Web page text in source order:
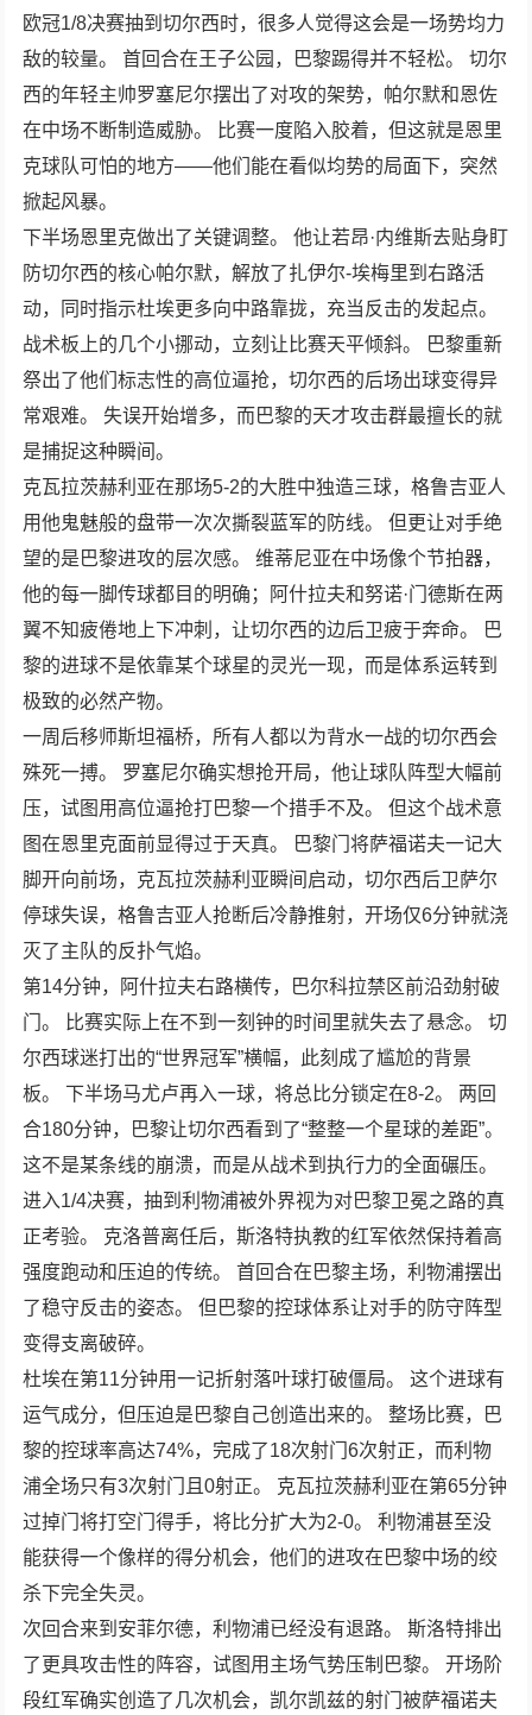
欧冠1/8决赛抽到切尔西时，很多人觉得这会是一场势均力
敌的较量。 首回合在王子公园，巴黎踢得并不轻松。 切尔
西的年轻主帅罗塞尼尔摆出了对攻的架势，帕尔默和恩佐
在中场不断制造威胁。 比赛一度陷入胶着，但这就是恩里
克球队可怕的地方——他们能在看似均势的局面下，突然
掀起风暴。
下半场恩里克做出了关键调整。 他让若昂·内维斯去贴身盯
防切尔西的核心帕尔默，解放了扎伊尔-埃梅里到右路活
动，同时指示杜埃更多向中路靠拢，充当反击的发起点。
战术板上的几个小挪动，立刻让比赛天平倾斜。 巴黎重新
祭出了他们标志性的高位逼抢，切尔西的后场出球变得异
常艰难。 失误开始增多，而巴黎的天才攻击群最擅长的就
是捕捉这种瞬间。
克瓦拉茨赫利亚在那场5-2的大胜中独造三球，格鲁吉亚人
用他鬼魅般的盘带一次次撕裂蓝军的防线。 但更让对手绝
望的是巴黎进攻的层次感。 维蒂尼亚在中场像个节拍器，
他的每一脚传球都目的明确；阿什拉夫和努诺·门德斯在两
翼不知疲倦地上下冲刺，让切尔西的边后卫疲于奔命。 巴
黎的进球不是依靠某个球星的灵光一现，而是体系运转到
极致的必然产物。
一周后移师斯坦福桥，所有人都以为背水一战的切尔西会
殊死一搏。 罗塞尼尔确实想抢开局，他让球队阵型大幅前
压，试图用高位逼抢打巴黎一个措手不及。 但这个战术意
图在恩里克面前显得过于天真。 巴黎门将萨福诺夫一记大
脚开向前场，克瓦拉茨赫利亚瞬间启动，切尔西后卫萨尔
停球失误，格鲁吉亚人抢断后冷静推射，开场仅6分钟就浇
灭了主队的反扑气焰。
第14分钟，阿什拉夫右路横传，巴尔科拉禁区前沿劲射破
门。 比赛实际上在不到一刻钟的时间里就失去了悬念。 切
尔西球迷打出的“世界冠军”横幅，此刻成了尴尬的背景
板。 下半场马尤卢再入一球，将总比分锁定在8-2。 两回
合180分钟，巴黎让切尔西看到了“整整一个星球的差距”。
这不是某条线的崩溃，而是从战术到执行力的全面碾压。
进入1/4决赛，抽到利物浦被外界视为对巴黎卫冕之路的真
正考验。 克洛普离任后，斯洛特执教的红军依然保持着高
强度跑动和压迫的传统。 首回合在巴黎主场，利物浦摆出
了稳守反击的姿态。 但巴黎的控球体系让对手的防守阵型
变得支离破碎。
杜埃在第11分钟用一记折射落叶球打破僵局。 这个进球有
运气成分，但压迫是巴黎自己创造出来的。 整场比赛，巴
黎的控球率高达74%，完成了18次射门6次射正，而利物
浦全场只有3次射门且0射正。 克瓦拉茨赫利亚在第65分钟
过掉门将打空门得手，将比分扩大为2-0。 利物浦甚至没
能获得一个像样的得分机会，他们的进攻在巴黎中场的绞
杀下完全失灵。
次回合来到安菲尔德，利物浦已经没有退路。 斯洛特排出
了更具攻击性的阵容，试图用主场气势压制巴黎。 开场阶
段红军确实创造了几次机会，凯尔凯兹的射门被萨福诺夫